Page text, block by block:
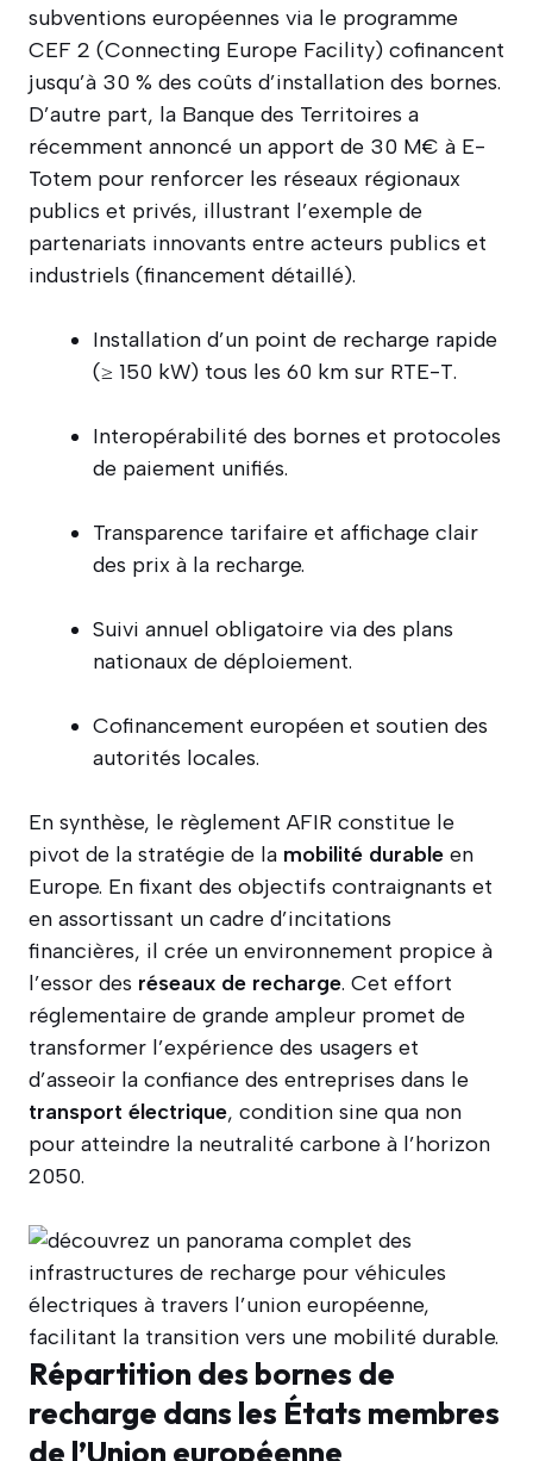
subventions européennes via le programme
CEF 2 (Connecting Europe Facility) cofinancent
jusqu’à 30 % des coûts d’installation des bornes.
D’autre part, la Banque des Territoires a
récemment annoncé un apport de 30 M€ à E-
Totem pour renforcer les réseaux régionaux
publics et privés, illustrant l’exemple de
partenariats innovants entre acteurs publics et
industriels (financement détaillé).
Installation d’un point de recharge rapide
(≥ 150 kW) tous les 60 km sur RTE-T.
Interopérabilité des bornes et protocoles
de paiement unifiés.
Transparence tarifaire et affichage clair
des prix à la recharge.
Suivi annuel obligatoire via des plans
nationaux de déploiement.
Cofinancement européen et soutien des
autorités locales.
En synthèse, le règlement AFIR constitue le
pivot de la stratégie de la mobilité durable en
Europe. En fixant des objectifs contraignants et
en assortissant un cadre d’incitations
financières, il crée un environnement propice à
l’essor des réseaux de recharge. Cet effort
réglementaire de grande ampleur promet de
transformer l’expérience des usagers et
d’asseoir la confiance des entreprises dans le
transport électrique, condition sine qua non
pour atteindre la neutralité carbone à l’horizon
2050.
Répartition des bornes de
recharge dans les États membres
de l’Union européenne